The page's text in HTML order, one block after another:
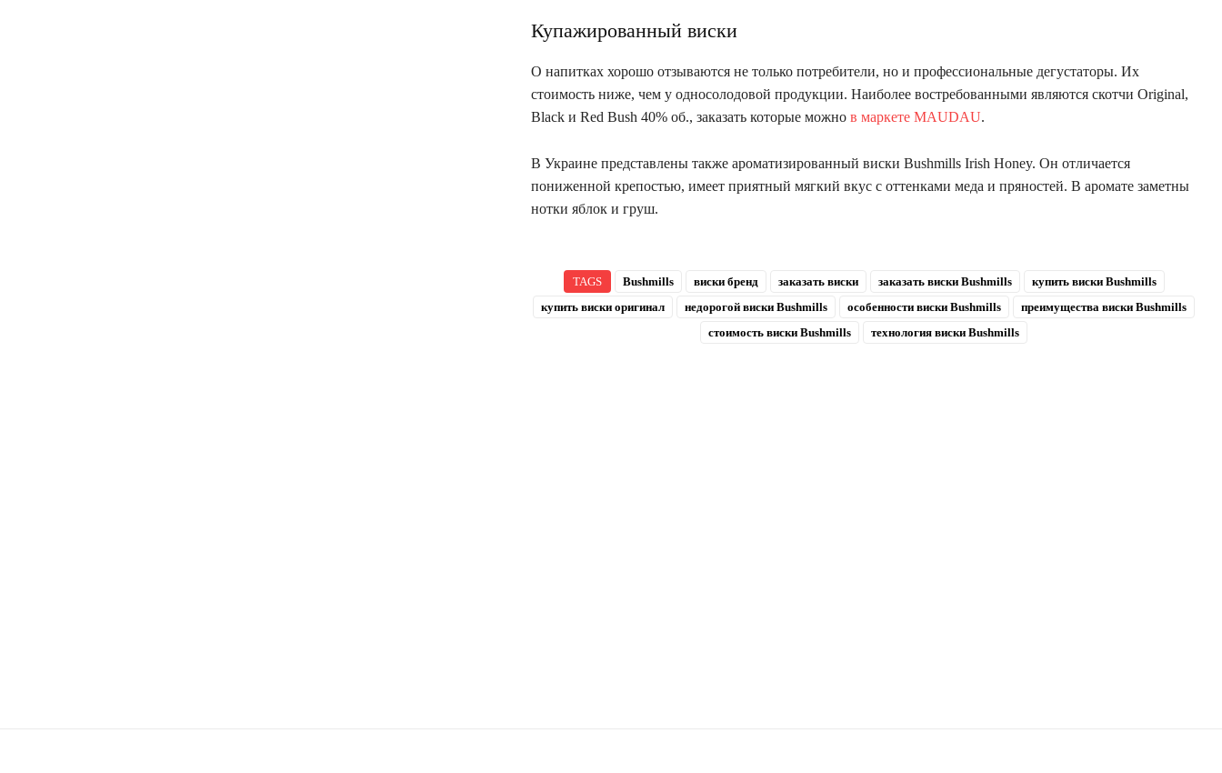
Купажированный виски
О напитках хорошо отзываются не только потребители, но и профессиональные дегустаторы. Их
стоимость ниже, чем у односолодовой продукции. Наиболее востребованными являются скотчи Original,
Black и Red Bush 40% об., заказать которые можно в маркете MAUDAU.
В Украине представлены также ароматизированный виски Bushmills Irish Honey. Он отличается
пониженной крепостью, имеет приятный мягкий вкус с оттенками меда и пряностей. В аромате заметны
нотки яблок и груш.
TAGS Bushmills виски бренд заказать виски заказать виски Bushmills
купить виски Bushmills
купить виски оригинал
недорогой виски Bushmills особенности виски Bushmills
преимущества виски Bushmills
стоимость виски Bushmills
технология виски Bushmills